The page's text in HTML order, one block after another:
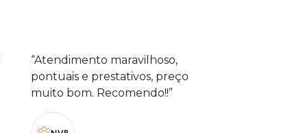
“Atendimento maravilhoso,
pontuais e prestativos, preço
muito bom. Recomendo!!”